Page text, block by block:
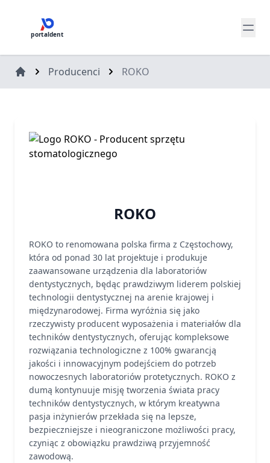
portaldent
Producenci ROKO
ROKO
ROKO to renomowana polska firma z Częstochowy,
która od ponad 30 lat projektuje i produkuje
zaawansowane urządzenia dla laboratoriów
dentystycznych, będąc prawdziwym liderem polskiej
technologii dentystycznej na arenie krajowej i
międzynarodowej. Firma wyróżnia się jako
rzeczywisty producent wyposażenia i materiałów dla
techników dentystycznych, oferując kompleksowe
rozwiązania technologiczne z 100% gwarancją
jakości i innowacyjnym podejściem do potrzeb
nowoczesnych laboratoriów protetycznych. ROKO z
dumą kontynuuje misję tworzenia świata pracy
techników dentystycznych, w którym kreatywna
pasja inżynierów przekłada się na lepsze,
bezpieczniejsze i nieograniczone możliwości pracy,
czyniąc z obowiązku prawdziwą przyjemność
zawodową.